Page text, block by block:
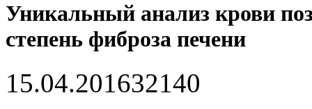
Уникальный анализ крови
степень фиброза печени
15.04.201632140